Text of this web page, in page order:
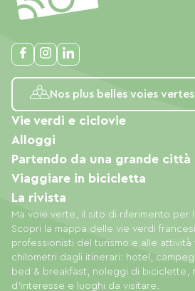
Nos plus belles voies vertes
Ma voie verte, il sito di riferimento per
Scopri la mappa delle vie verdi
professionisti del turismo e alle attività
chilometri dagli itinerari: hotel,
bed & breakfast, noleggi di biciclette,
d'interesse e luoghi da visitare.
Vie verdi e ciclovie
Alloggi
Partendo da una grande città
Viaggiare in bicicletta
La rivista